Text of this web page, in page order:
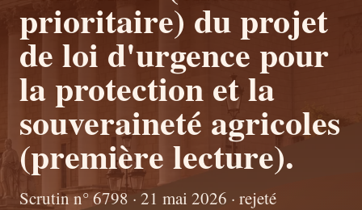
prioritaire) du projet
de loi d'urgence pour
la protection et la
souveraineté agricoles
(première lecture).
Scrutin n° 6798 · 21 mai 2026 · rejeté